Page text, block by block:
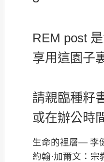
REM post
享用這園子
請親臨種籽
或在辦公時
生命的裡層— 李
約翰·加爾文：